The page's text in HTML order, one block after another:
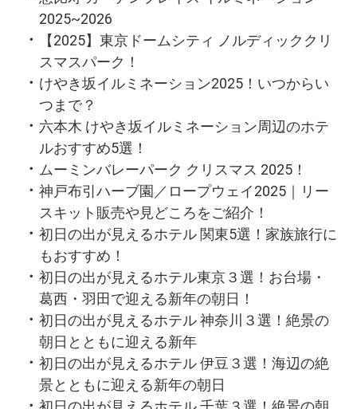
2025~2026
【2025】東京ドームシティ ノルディッククリ
スマスパーク！
けやき坂イルミネーション2025！いつからい
つまで？
六本木 けやき坂イルミネーション周辺のホテ
ルおすすめ5選！
ムーミンバレーパーク クリスマス 2025！
神戸布引ハーブ園／ロープウェイ2025｜リー
スキット販売や見どころをご紹介！
初日の出が見えるホテル 関東5選！家族旅行に
もおすすめ！
初日の出が見えるホテル東京３選！お台場・
葛西・羽田で迎える新年の朝日！
初日の出が見えるホテル 神奈川３選！絶景の
朝日とともに迎える新年
初日の出が見えるホテル 伊豆３選！海辺の絶
景とともに迎える新年の朝日